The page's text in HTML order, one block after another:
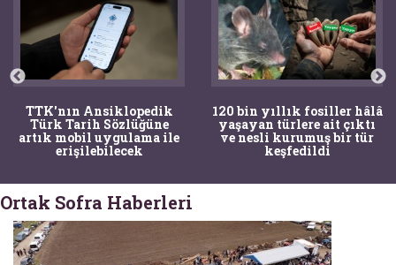
TTK'nın Ansiklopedik
Türk Tarih Sözlüğüne
artık mobil uygulama ile
erişilebilecek
120 bin yıllık fosiller hâlâ
yaşayan türlere ait çıktı
ve nesli kurumuş bir tür
keşfedildi
Ortak Sofra Haberleri